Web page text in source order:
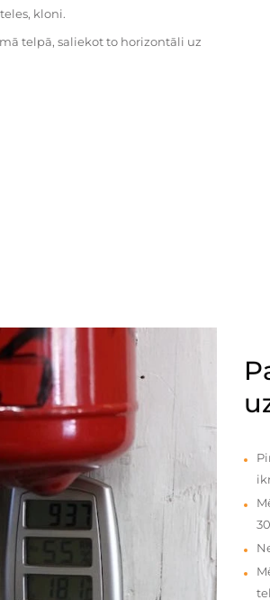
kloni.
telpā, saliekot to horizontāli uz